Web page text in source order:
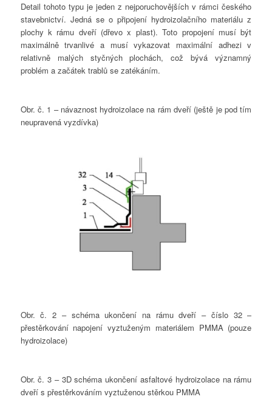
Detail tohoto typu je jeden z nejporuchovějších v rámci českého
stavebnictví. Jedná se o připojení hydroizolačního materiálu z
plochy k rámu dveří (dřevo x plast). Toto propojení musí být
maximálně trvanlivé a musí vykazovat maximální adhezi v
relativně malých styčných plochách, což bývá významný
problém a začátek trablů se zatékáním.
Obr. č. 1 – návaznost hydroizolace na rám dveří (ještě je pod tím
neupravená vyzdívka)
Obr. č. 2 – schéma ukončení na rámu dveří – číslo 32 –
přestěrkování napojení vyztuženým materiálem PMMA (pouze
hydroizolace)
Obr. č. 3 – 3D schéma ukončení asfaltové hydroizolace na rámu
dveří s přestěrkováním vyztuženou stěrkou PMMA